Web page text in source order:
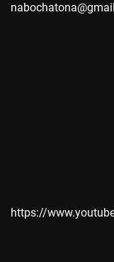
https://